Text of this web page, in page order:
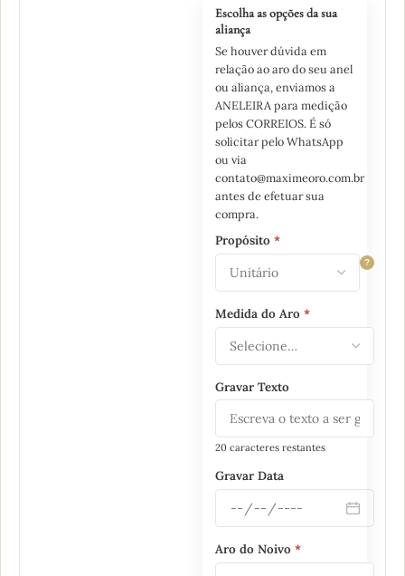
Escolha as opções da sua
aliança
Se houver dúvida em
relação ao aro do seu anel
ou aliança, enviamos a
ANELEIRA para medição
pelos CORREIOS. É só
solicitar pelo WhatsApp
ou via
contato@maximeoro.com.br
antes de efetuar sua
compra.
Propósito *
?
Medida do Aro *
Gravar Texto
20 caracteres restantes
Gravar Data
Aro do Noivo *